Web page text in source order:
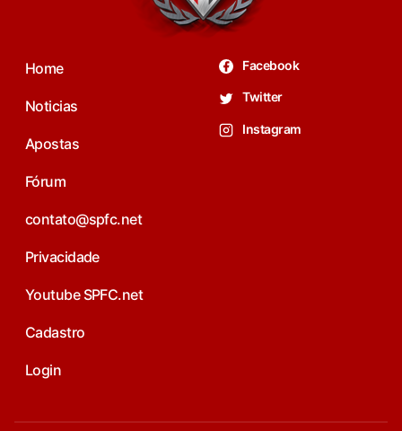
Home
Noticias
Apostas
Fórum
contato@spfc.net
Privacidade
Youtube SPFC.net
Cadastro
Login
Facebook
Twitter
Instagram